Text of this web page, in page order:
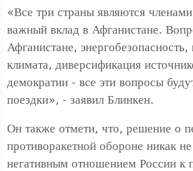
«Все три страны являются
важный вклад в Афганистане.
Афганистане,
климата, диверсификация
демократии - все эти вопросы
поездки», - заявил Блинкен.
Он также отмети, что, решение о
противоракетной обороне никак не
негативным отношением России к